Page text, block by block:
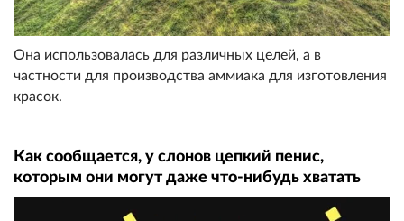
Она использовалась для различных целей, а в
частности для производства аммиака для изготовления
красок.
Как сообщается, у слонов цепкий пенис,
которым они могут даже что-нибудь хватать